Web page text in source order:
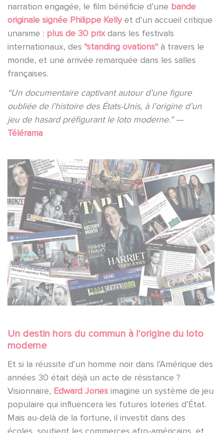
narration engagée, le film bénéficie d’une bande
originale signée Philippe Kellyet d’un accueil critique
unanime : plus de 30 prixdans les festivals
internationaux, des "standing ovations" à travers le
monde, et une arrivée remarquée dans les salles
françaises.
“Un documentaire captivant autour d’une figure
oubliée de l’histoire des États-Unis, à l’origine d’un
jeu de hasard préfigurant le loto moderne.”—
Télérama
Un destin hors du commun à l’origine du loto
moderne
Et si la réussite d’un homme noir dans l’Amérique des
années 30 était déjà un acte de résistance ?
Visionnaire, Edward Jones imagine un système de jeu
populaire qui influencera les futures loteries d’État.
Mais au-delà de la fortune, il investit dans des